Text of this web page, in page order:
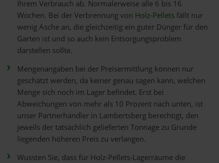
Ihrem Verbrauch ab. Normalerweise alle 6 bis 16
Wochen. Bei der Verbrennung von Holz-Pelletsfällt nur
wenig Asche an, die gleichzeitig ein guter Dünger für den
Garten ist und so auch kein Entsorgungsproblem
darstellen sollte.
Mengenangaben bei der Preisermittlung können nur
geschätzt werden, da keiner genau sagen kann, welchen
Menge sich noch im Lager befindet. Erst bei
Abweichungen von mehr als 10 Prozent nach unten, ist
unser Partnerhändler in Lambertsberg berechtigt, den
jeweils der tatsächlich gelieferten Tonnage zu Grunde
liegenden höheren Preis zu verlangen.
Wussten Sie, dass für Holz-Pellets-Lagerräume die